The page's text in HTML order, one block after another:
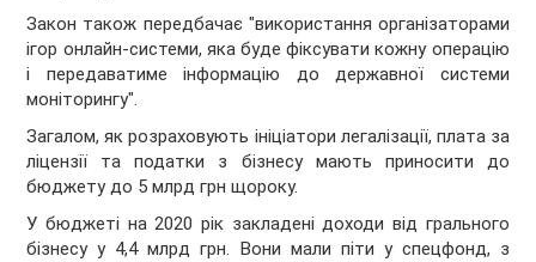
Закон також передбачає "використання організаторами
ігор онлайн-системи, яка буде фіксувати кожну операцію
і передаватиме інформацію до державної системи
моніторингу".
Загалом, як розраховують ініціатори легалізації, плата за
ліцензії та податки з бізнесу мають приносити до
бюджету до 5 млрд грн щороку.
У бюджеті на 2020 рік закладені доходи від грального
бізнесу у 4,4 млрд грн. Вони мали піти у спецфонд, з